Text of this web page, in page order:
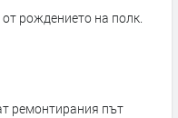
рождението на полк.
ремонтирания път